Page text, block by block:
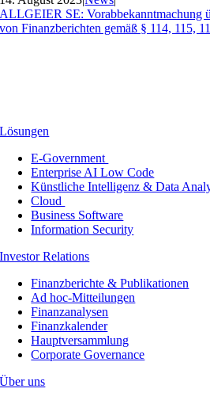
ALLGEIER SE: Vorabbekanntmachung
von Finanzberichten gemäß § 114, 115,
Lösungen
E-Government
Enterprise AI Low Code
Künstliche Intelligenz & Data
Cloud
Business Software
Information Security
Investor Relations
Finanzberichte & Publikationen
Ad hoc-Mitteilungen
Finanzanalysen
Finanzkalender
Hauptversammlung
Corporate Governance
Über uns